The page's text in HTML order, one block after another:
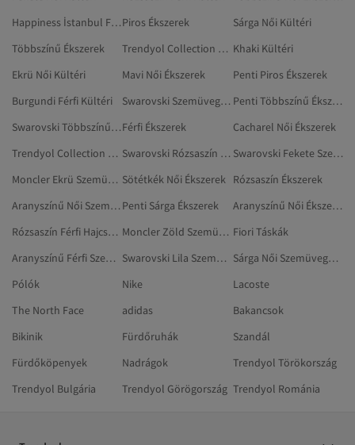
Happiness İstanbul Fekete KültériPiros Ékszerek
Sárga Női Kültéri
Többszínű Ékszerek
Trendyol Collection Piros Esőkabátok Khaki Kültéri
Ekrü Női Kültéri
Mavi Női Ékszerek
Penti Piros Ékszerek
Burgundi Férfi Kültéri
Swarovski Szemüvegek És Szemüveg-kiegészítők
Penti Többszínű Ékszerek
Swarovski Többszínű Szemüvegek És Szemüveg-kiegészítőkFérfi Ékszerek
Cacharel Női Ékszerek
Trendyol Collection Dzsekik
Swarovski Rózsaszín Szemüvegek És Szemüveg-kiegészítők
Swarovski Fekete Szemüvegek És Szemüveg-kiegészítők
Moncler Ekrü Szemüvegek És Szemüveg-kiegészítők Sötétkék Női Ékszerek Rózsaszín Ékszerek
Aranyszínű Női Szemüvegek És Szemüveg-kiegészítők Penti Sárga Ékszerek
Aranyszínű Női Ékszerek
Rózsaszín Férfi Hajcsatok
Moncler Zöld Szemüvegek És Szemüveg-kiegészítők Fiori Táskák
Aranyszínű Férfi Szemüvegek És Szemüveg-kiegészítők
Swarovski Lila Szemüvegek És Szemüveg-kiegészítők
Sárga Női Szemüvegek És Szemüveg-kiegészítők
Pólók
Nike
Lacoste
The North Face
adidas
Bakancsok
Bikinik
Fürdőruhák
Szandál
Fürdőköpenyek
Nadrágok
Trendyol Törökország
Trendyol Bulgária
Trendyol Görögország Trendyol Románia